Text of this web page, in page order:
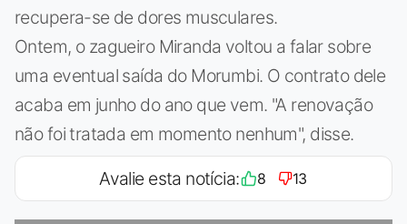
recupera-se de dores musculares.
Ontem, o zagueiro Miranda voltou a falar sobre
uma eventual saída do Morumbi. O contrato dele
acaba em junho do ano que vem. "A renovação
não foi tratada em momento nenhum", disse.
Avalie esta notícia: 8 13